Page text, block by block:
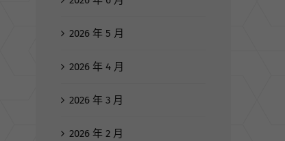
2026 年 5 月
2026 年 4 月
2026 年 3 月
2026 年 2 月